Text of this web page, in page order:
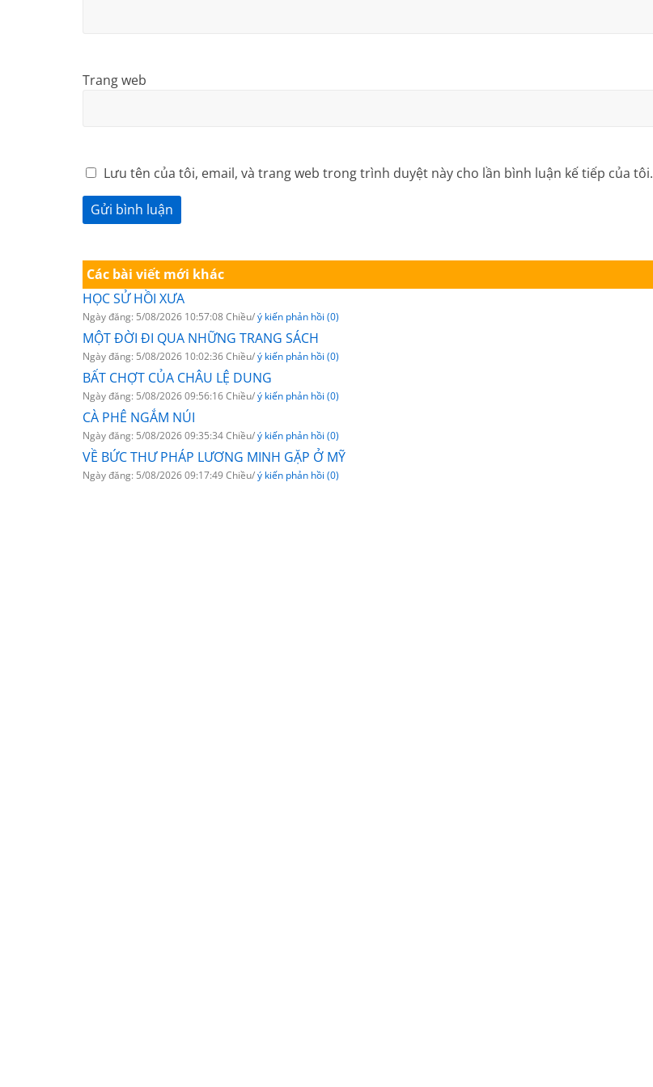
Trang web
Lưu tên của tôi, email, và trang web trong trình duyệt này cho lần bình luận kế tiếp của tôi.
Các bài viết mới khác
HỌC SỬ HỒI XƯA
Ngày đăng: 5/08/2026 10:57:08 Chiều/ý kiến phản hồi (0)
MỘT ĐỜI ĐI QUA NHỮNG TRANG SÁCH
Ngày đăng: 5/08/2026 10:02:36 Chiều/ý kiến phản hồi (0)
BẤT CHỢT CỦA CHÂU LỆ DUNG
Ngày đăng: 5/08/2026 09:56:16 Chiều/ý kiến phản hồi (0)
CÀ PHÊ NGẮM NÚI
Ngày đăng: 5/08/2026 09:35:34 Chiều/ý kiến phản hồi (0)
VỀ BỨC THƯ PHÁP LƯƠNG MINH GẶP Ở MỸ
Ngày đăng: 5/08/2026 09:17:49 Chiều/ý kiến phản hồi (0)